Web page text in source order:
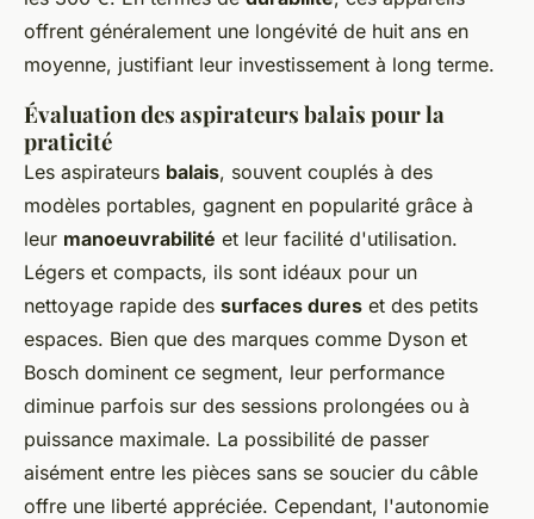
offrent généralement une longévité de huit ans en
moyenne, justifiant leur investissement à long terme.
Évaluation des aspirateurs balais pour la
praticité
Les aspirateurs balais, souvent couplés à des
modèles portables, gagnent en popularité grâce à
leur manoeuvrabilité et leur facilité d'utilisation.
Légers et compacts, ils sont idéaux pour un
nettoyage rapide des surfaces dures et des petits
espaces. Bien que des marques comme Dyson et
Bosch dominent ce segment, leur performance
diminue parfois sur des sessions prolongées ou à
puissance maximale. La possibilité de passer
aisément entre les pièces sans se soucier du câble
offre une liberté appréciée. Cependant, l'autonomie